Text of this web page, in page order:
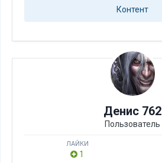
Контент
Денис 762
Пользователь
ЛАЙКИ
1